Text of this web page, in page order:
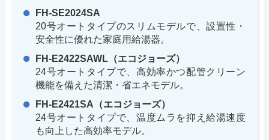
FH-SE2024SA
20号オートタイプのスリムモデルで、設置性・
安全性に優れた家庭用給湯器。
FH-E2422SAWL（エコジョーズ）
24号オートタイプで、高効率かつ配管クリーン
機能を備えた清潔・省エネモデル。
FH-E2421SA（エコジョーズ）
24号オートタイプで、温度ムラを抑え給湯速度
も向上した高効率モデル。